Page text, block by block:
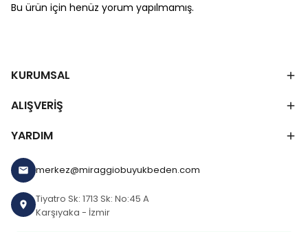
Bu ürün için henüz yorum yapılmamış.
KURUMSAL
ALIŞVERİŞ
YARDIM
merkez@miraggiobuyukbeden.com
Tiyatro Sk: 1713 Sk: No:45 A
Karşıyaka - İzmir